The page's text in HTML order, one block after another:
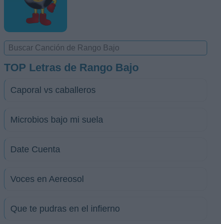
TOP Letras de Rango Bajo
Caporal vs caballeros
Microbios bajo mi suela
Date Cuenta
Voces en Aereosol
Que te pudras en el infierno